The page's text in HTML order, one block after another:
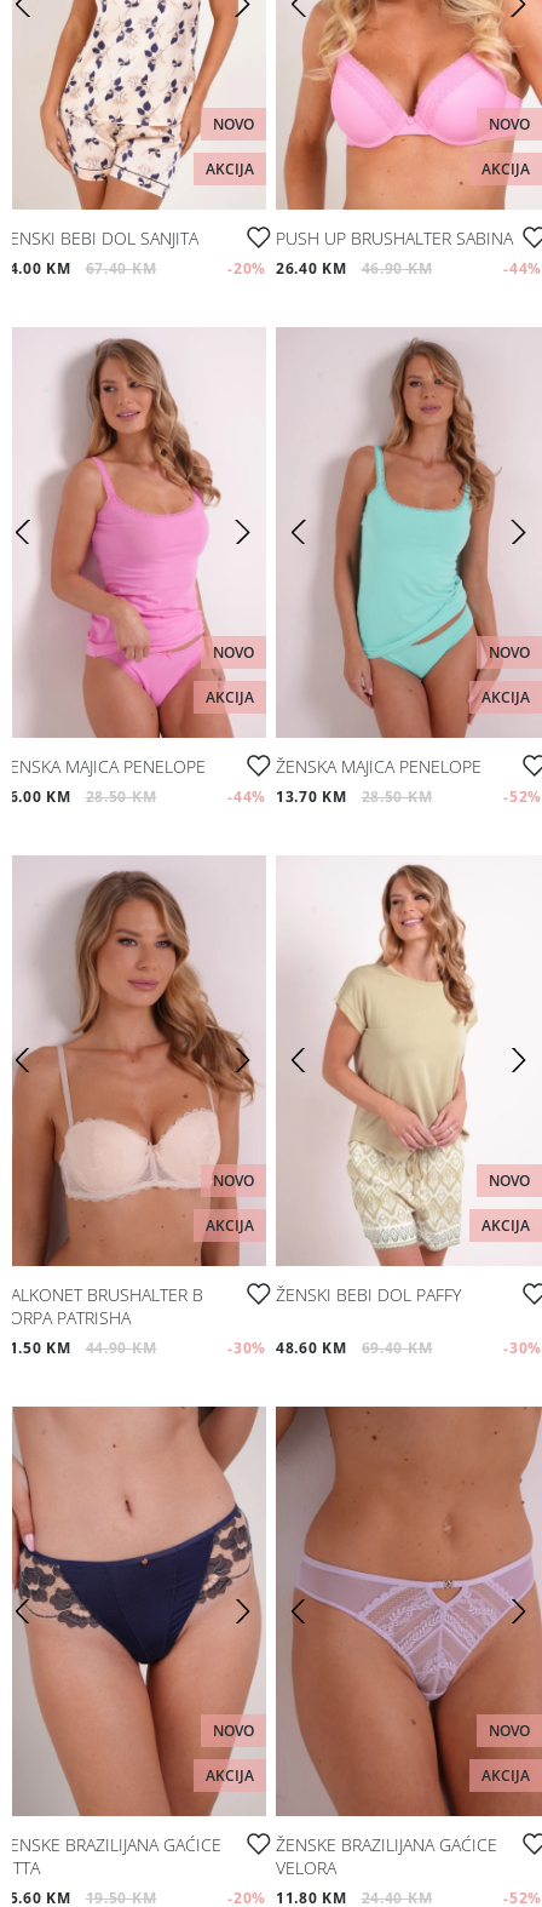
NOVO
AKCIJA
ŽENSKI BEBI DOL SANJITA
54.00 KM 67.40 KM -20%
NOVO
AKCIJA
PUSH UP BRUSHALTER SABINA
26.40 KM 46.90 KM -44%
NOVO
AKCIJA
ŽENSKA MAJICA PENELOPE
16.00 KM 28.50 KM -44%
NOVO
AKCIJA
ŽENSKA MAJICA PENELOPE
13.70 KM 28.50 KM -52%
NOVO
AKCIJA
BALKONET BRUSHALTER B
KORPA PATRISHA
31.50 KM 44.90 KM -30%
NOVO
AKCIJA
ŽENSKI BEBI DOL PAFFY
48.60 KM 69.40 KM -30%
NOVO
AKCIJA
ŽENSKE BRAZILIJANA GAĆICE
OTTA
15.60 KM 19.50 KM -20%
NOVO
AKCIJA
ŽENSKE BRAZILIJANA GAĆICE
VELORA
11.80 KM 24.40 KM -52%